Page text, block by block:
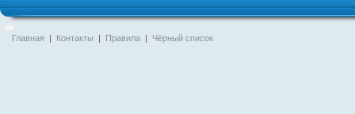
Главная | Контакты | Правила | Чёрный список